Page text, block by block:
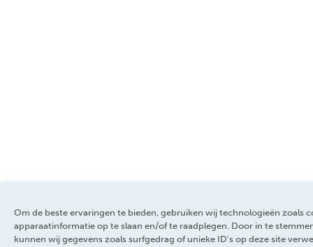
Om de beste ervaringen te bieden, gebruiken wij technologieën zoals
apparaatinformatie op te slaan en/of te raadplegen. Door in te
kunnen wij gegevens zoals surfgedrag of unieke ID's op deze site